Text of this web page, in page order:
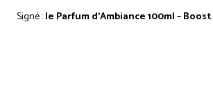
Signé :le Parfum d’Ambiance 100ml – Boost.